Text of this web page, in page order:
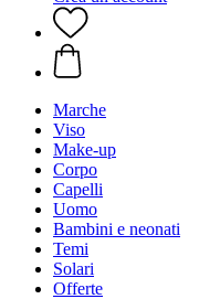
Marche
Viso
Make-up
Corpo
Capelli
Uomo
Bambini e neonati
Temi
Solari
Offerte